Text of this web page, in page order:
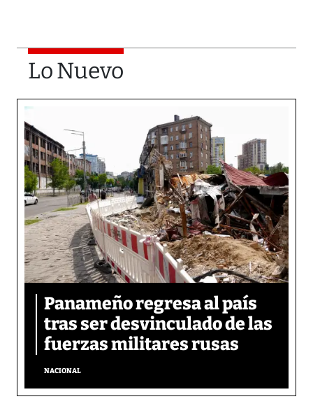
Lo Nuevo
Panameño regresa al país
tras ser desvinculado de las
fuerzas militares rusas
NACIONAL